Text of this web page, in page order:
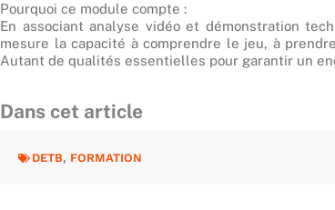
Pourquoi ce module compte :
En associant analyse vidéo et démonstration
mesure la capacité à comprendre le jeu, à
Autant de qualités essentielles pour garantir un
Dans cet article
DETB, FORMATION